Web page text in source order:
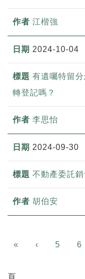
江楷強
2024-10-04
有遺囑特留
轉登記嗎？
李思怡
2024-09-30
不動產委託
胡伯安
« Previous
‹ 5 6
頁